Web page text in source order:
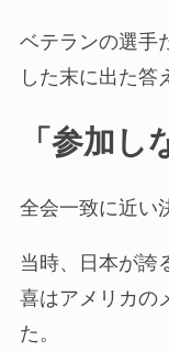
ベテランの選手
した末に出た答
「参加し
全会一致に近い
当時、日本が誇
喜はアメリカの
た。